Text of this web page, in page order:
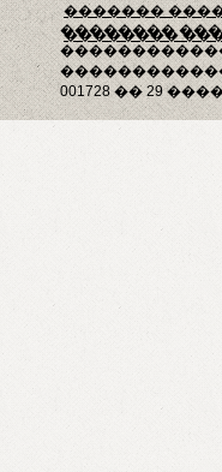
�������
��������
��������
001728 �� 29